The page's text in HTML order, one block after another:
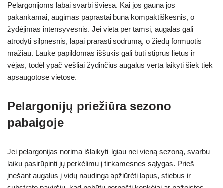
Pelargonijoms labai svarbi šviesa. Kai jos gauna jos
pakankamai, augimas paprastai būna kompaktiškesnis, o
žydėjimas intensyvesnis. Jei vieta per tamsi, augalas gali
atrodyti silpnesnis, lapai prarasti sodrumą, o žiedų formuotis
mažiau. Lauke papildomas iššūkis gali būti stiprus lietus ir
vėjas, todėl ypač vešliai žydinčius augalus verta laikyti šiek tiek
apsaugotose vietose.
Pelargonijų priežiūra sezono
pabaigoje
Jei pelargonijas norima išlaikyti ilgiau nei vieną sezoną, svarbu
laiku pasirūpinti jų perkėlimu į tinkamesnes sąlygas. Prieš
įnešant augalus į vidų naudinga apžiūrėti lapus, stiebus ir